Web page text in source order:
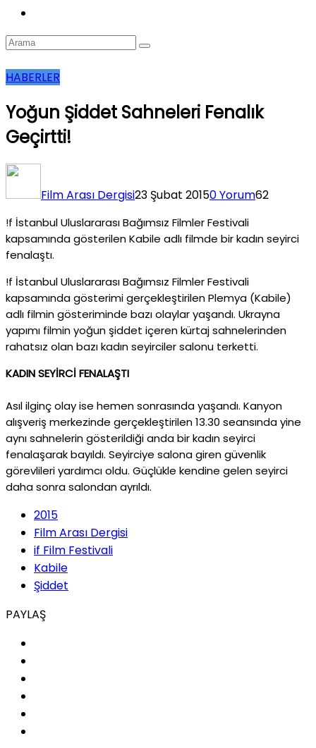
HABERLER
Yoğun Şiddet Sahneleri Fenalık
Geçirtti!
Film Arası Dergisi23 Şubat 20150 Yorum62
!f İstanbul Uluslararası Bağımsız Filmler Festivali
kapsamında gösterilen Kabile adlı filmde bir kadın seyirci
fenalaştı.
!f İstanbul Uluslararası Bağımsız Filmler Festivali
kapsamında gösterimi gerçekleştirilen Plemya (Kabile)
adlı filmin gösteriminde bazı olaylar yaşandı. Ukrayna
yapımı filmin yoğun şiddet içeren kürtaj sahnelerinden
rahatsız olan bazı kadın seyirciler salonu terketti.
KADIN SEYİRCİ FENALAŞTI
Asıl ilginç olay ise hemen sonrasında yaşandı. Kanyon
alışveriş merkezinde gerçekleştirilen 13.30 seansında yine
aynı sahnelerin gösterildiği anda bir kadın seyirci
fenalaşarak bayıldı. Seyirciye salona giren güvenlik
görevlileri yardımcı oldu. Güçlükle kendine gelen seyirci
daha sonra salondan ayrıldı.
2015
Film Arası Dergisi
if Film Festivali
Kabile
Şiddet
PAYLAŞ